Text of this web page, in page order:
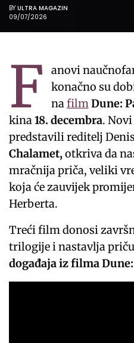
BY ULTRA MAGAZIN
09/07/2026
F
anovi
konačno su
nafilmDune:
kina18. decembra.
predstavili reditelj
Chalamet,otkriva da
mračnija priča, veliki
koja će zauvijek
Herberta.
Treći film donosi
trilogije i nastavlja
događaja iz filma